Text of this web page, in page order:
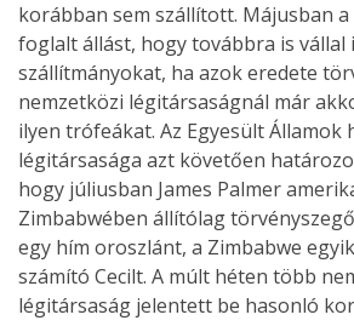
korábban sem szállított. Májusban
foglalt állást, hogy továbbra is vállal
szállítmányokat, ha azok eredete
nemzetközi légitársaságnál már
ilyen trófeákat. Az Egyesült Államok
légitársasága azt követően
hogy júliusban James Palmer
Zimbabwében állítólag
egy hím oroszlánt, a Zimbabwe
számító Cecilt. A múlt héten több
légitársaság jelentett be hasonló